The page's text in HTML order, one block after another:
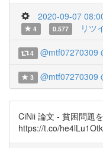
2020-09-07
4
0.577 リツ
4 @mtf07270309
3 @mtf07270309
CiNii 論文 - 貧困問題
https://t.co/he4lLu1Otk